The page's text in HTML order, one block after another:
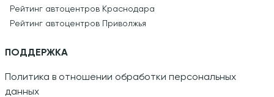
Рейтинг автоцентров Краснодара
Рейтинг автоцентров Приволжья
ПОДДЕРЖКА
Политика в отношении обработки персональных
данных